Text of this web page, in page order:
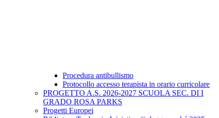
Procedura antibullismo
Protocollo accesso terapista in orario curricolare
PROGETTO A.S. 2026-2027 SCUOLA SEC. DI I
GRADO ROSA PARKS
Progetti Europei